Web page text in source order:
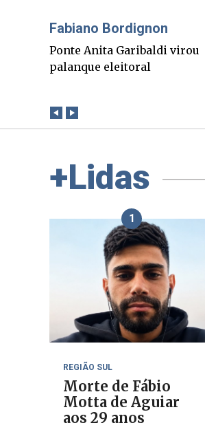
Misael Elias
O Boato corre mais rápido
que a verdade. Mas quem
+Lidas
1
REGIÃO SUL
Morte de Fábio
Motta de Aguiar
aos 29 anos